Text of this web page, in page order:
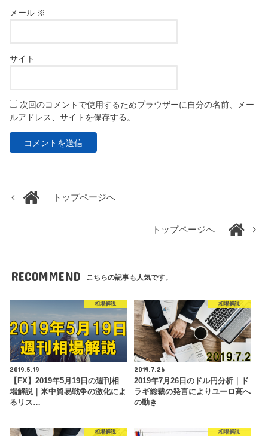
メール ※
サイト
次回のコメントで使用するためブラウザーに自分の名前、メー
ルアドレス、サイトを保存する。
トップページへ
トップページへ
RECOMMEND こちらの記事も人気です。
相場解説
2019.5.19
【FX】2019年5月19日の週刊相
場解説｜米中貿易戦争の激化によ
るリス…
相場解説
2019.7.26
2019年7月26日のドル円分析｜ド
ラギ総裁の発言によりユーロ高へ
の動き
相場解説 相場解説